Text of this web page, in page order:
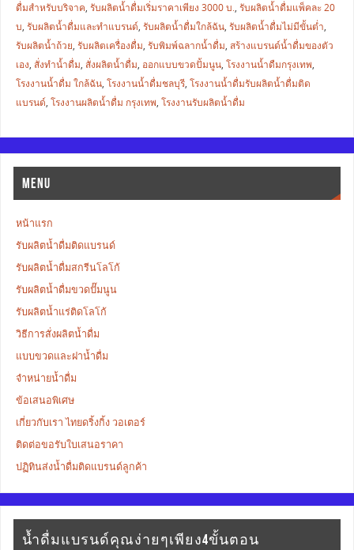
ดื่มสำหรับบริจาค, รับผลิตน้ำดื่มเริ่มราคาเพียง 3000 บ., รับผลิตน้ำดื่มแพ็คละ 20
บ, รับผลิตน้ำดื่มและทำแบรนด์, รับผลิตน้ำดื่มใกล้ฉัน, รับผลิตน้ำดื่มไม่มีขั้นต่ำ,
รับผลิตน้ำถ้วย, รับผลิตเครื่องดื่ม, รับพิมพ์ฉลากน้ำดื่ม, สร้างแบรนด์น้ำดื่มของตัว
เอง, สั่งทำน้ำดื่ม, สั่งผลิตน้ำดื่ม, ออกแบบขวดปั้มนูน, โรงงานน้ำดืมกรุงเทพ,
โรงงานน้ำดื่ม ใกล้ฉัน, โรงงานน้ำดื่มชลบุรี, โรงงานน้ำดื่มรับผลิตน้ำดื่มติด
แบรนด์, โรงงานผลิตน้ำดื่ม กรุงเทพ, โรงงานรับผลิตน้ำดื่ม
MENU
หน้าแรก
รับผลิตน้ำดื่มติดแบรนด์
รับผลิตน้ำดื่มสกรีนโลโก้
รับผลิตน้ำดื่มขวดปั๊มนูน
รับผลิตน้ำแร่ติดโลโก้
วิธีการสั่งผลิตน้ำดื่ม
แบบขวดและฝาน้ำดื่ม
จำหน่ายน้ำดื่ม
ข้อเสนอพิเศษ
เกี่ยวกับเรา ไทยดริ้งกิ้ง วอเตอร์
ติดต่อขอรับใบเสนอราคา
ปฏิทินส่งน้ำดื่มติดแบรนด์ลูกค้า
น้ำดื่มแบรนด์คุณง่ายๆเพียง4ขั้นตอน